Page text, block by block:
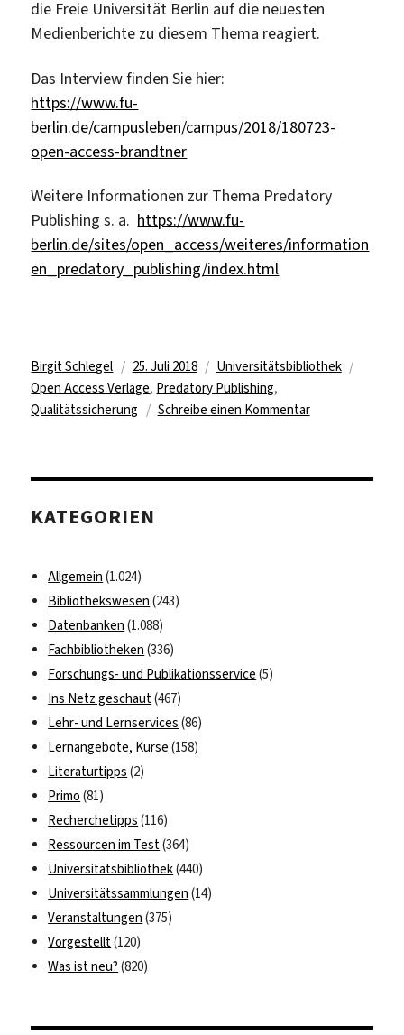
die Freie Universität Berlin auf die neuesten
Medienberichte zu diesem Thema reagiert.
Das Interview finden Sie hier:
https://www.fu-
berlin.de/campusleben/campus/2018/180723-
open-access-brandtner
Weitere Informationen zur Thema Predatory
Publishing s. a. https://www.fu-
berlin.de/sites/open_access/weiteres/information
en_predatory_publishing/index.html
Autor
Birgit Schlegel
Veröffentlicht
am
25. Juli 2018 Kategorien
Universitätsbibliothek
Open Access Verlage, Predatory Publishing,
Qualitätssicherung
Schreibe einen Kommentarzu
Access
KATEGORIEN
Allgemein (1.024)
Bibliothekswesen (243)
Datenbanken (1.088)
Fachbibliotheken (336)
Forschungs- und Publikationsservice (5)
Ins Netz geschaut(467)
Lehr- und Lernservices (86)
Lernangebote, Kurse (158)
Literaturtipps (2)
Primo (81)
Recherchetipps (116)
Ressourcen im Test(364)
Universitätsbibliothek(440)
Universitätssammlungen (14)
Veranstaltungen (375)
Vorgestellt(120)
Was ist neu? (820)